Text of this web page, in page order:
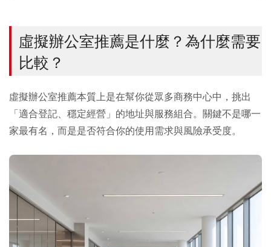
虛擬辦公室推薦是什麼？為什麼需要
比較？
虛擬辦公室推薦本質上是在幫你從眾多商務中心中，挑出
「適合登記、穩定經營」的地址與服務組合。關鍵不是哪一
家最有名，而是是否符合你的使用需求與風險承受度。